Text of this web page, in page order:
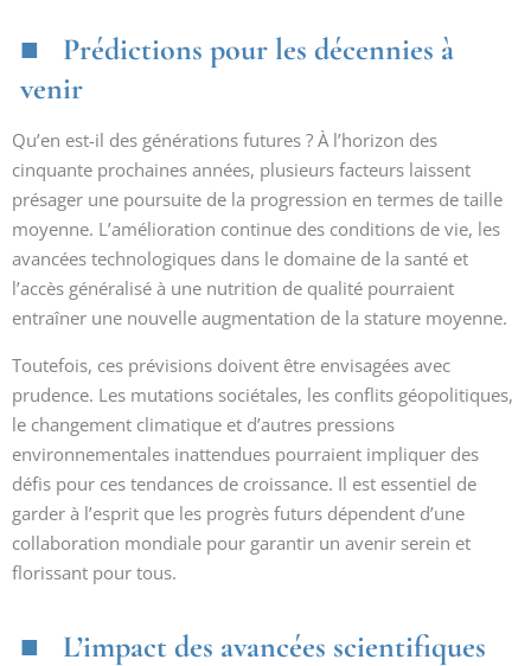
Prédictions pour les décennies à
venir
Qu’en est-il des générations futures ? À l’horizon des
cinquante prochaines années, plusieurs facteurs laissent
présager une poursuite de la progression en termes de taille
moyenne. L’amélioration continue des conditions de vie, les
avancées technologiques dans le domaine de la santé et
l’accès généralisé à une nutrition de qualité pourraient
entraîner une nouvelle augmentation de la stature moyenne.
Toutefois, ces prévisions doivent être envisagées avec
prudence. Les mutations sociétales, les conflits géopolitiques,
le changement climatique et d’autres pressions
environnementales inattendues pourraient impliquer des
défis pour ces tendances de croissance. Il est essentiel de
garder à l’esprit que les progrès futurs dépendent d’une
collaboration mondiale pour garantir un avenir serein et
florissant pour tous.
L’impact des avancées scientifiques